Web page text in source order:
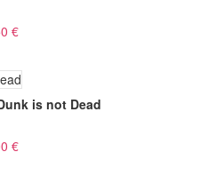
€
is not Dead
€